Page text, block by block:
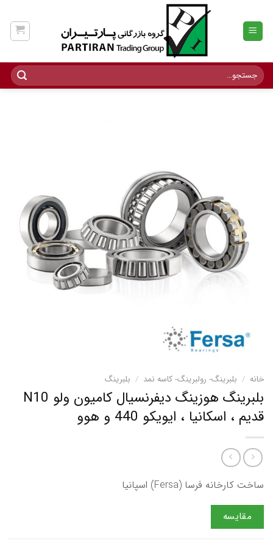
content
جستجو
برای:
خانه / بلبرینگ- رولبرینگ- کاسه نمد / بلبرینگ
بلبرینگ هوزینگ دیفرنسیال کامیون ولو N10
قدیم ، اسکانیا ، ایویکو 440 و هوو
ساخت کارخانه فرسا (Fersa) اسپانیا
مقایسه